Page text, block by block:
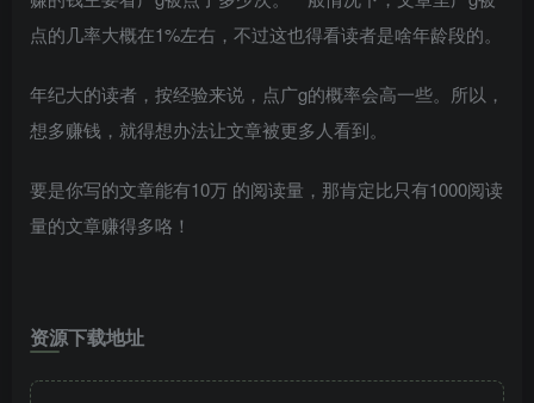
点的几率大概在1%左右，不过这也得看读者是啥年龄段的。
年纪大的读者，按经验来说，点广g的概率会高一些。所以，
想多赚钱，就得想办法让文章被更多人看到。
要是你写的文章能有10万 的阅读量，那肯定比只有1000阅读
量的文章赚得多咯！
资源下载地址